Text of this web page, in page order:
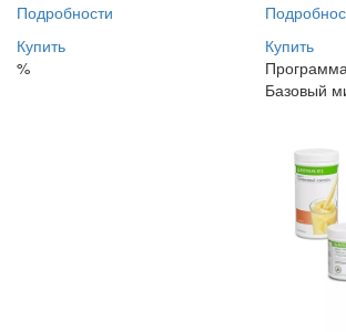
Подробности
Купить
%
Купить
Базовый